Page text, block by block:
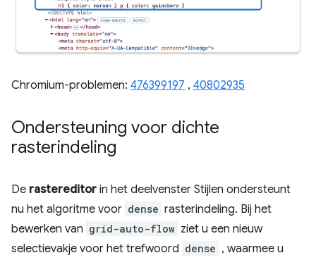
Chromium-problemen: 476399197 , 40802935
Ondersteuning voor dichte
rasterindeling
De rastereditor in het deelvenster Stijlen ondersteunt
nu het algoritme voor dense rasterindeling. Bij het
bewerken van grid-auto-flow ziet u een nieuw
selectievakje voor het trefwoord dense , waarmee u